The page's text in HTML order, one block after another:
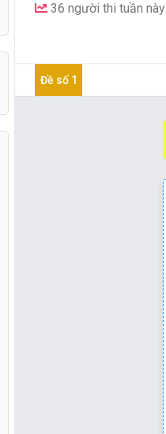
36 người thi tuần này
Đề số 1